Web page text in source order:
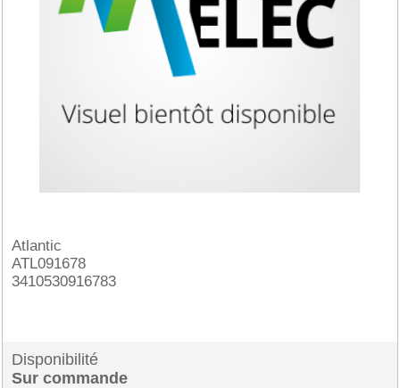
Atlantic
ATL091678
3410530916783
Disponibilité
Sur commande